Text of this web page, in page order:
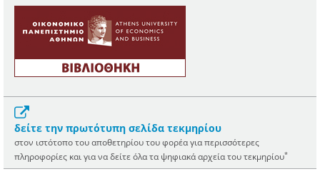
δείτε την πρωτότυπη σελίδα τεκμηρίου
στον ιστότοπο του αποθετηρίου του φορέα για περισσότερες
πληροφορίες και για να δείτε όλα τα ψηφιακά αρχεία του τεκμηρίου*